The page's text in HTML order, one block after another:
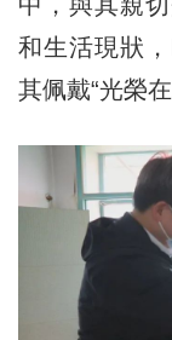
和生活現狀
其佩戴“光榮